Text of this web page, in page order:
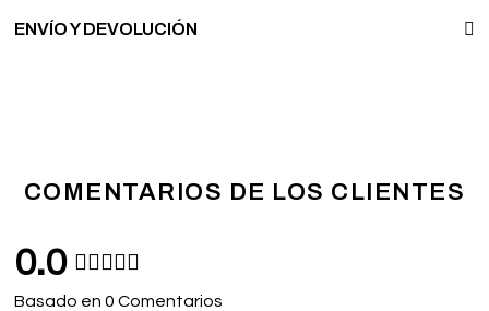
ENVÍO Y DEVOLUCIÓN
COMENTARIOS DE LOS CLIENTES
0.0
Basado en 0 Comentarios